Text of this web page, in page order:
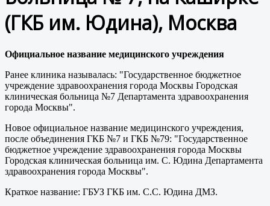
(ГКБ им. Юдина), Москва
Официальное название медицинского учреждения
Ранее клиника называлась: "Государственное бюджетное
учреждение здравоохранения города Москвы Городская
клиническая больница №7 Департамента здравоохранения
города Москвы".
Новое официальное название медицинского учреждения,
после объединения ГКБ №7 и ГКБ №79: "Государственное
бюджетное учреждение здравоохранения города Москвы
Городская клиническая больница им. С. Юдина Департамента
здравоохранения города Москвы".
Краткое название: ГБУЗ ГКБ им. С.С. Юдина ДМЗ.